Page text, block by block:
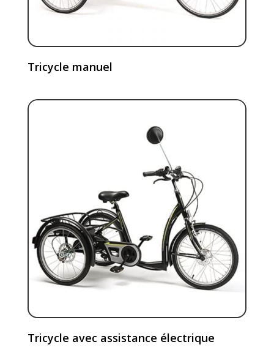
Tricycle manuel
Tricycle avec assistance électrique